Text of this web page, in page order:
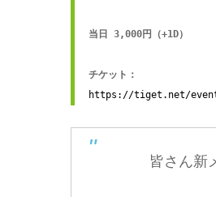
当日 3,000円（+1D）
https://tiget.net/
皆さん新